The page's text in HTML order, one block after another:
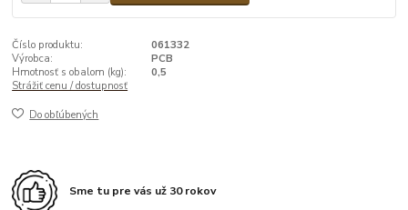
Číslo produktu:
061332
Výrobca:
PCB
Hmotnosť s obalom (kg):
0,5
Strážiť cenu / dostupnosť
Do obľúbených
Sme tu pre vás už 30 rokov